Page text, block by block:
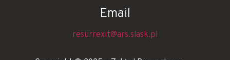
Email
resurrexit@ars.slask.pl